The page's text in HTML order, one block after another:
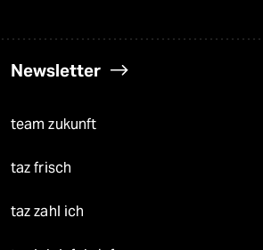
Newsletter
team zukunft
taz frisch
taz zahl ich